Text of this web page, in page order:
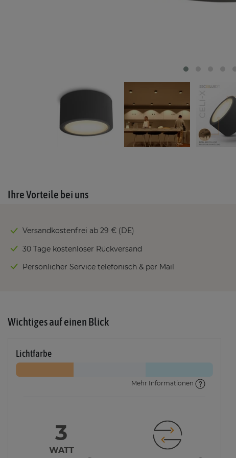
Ihre Vorteile bei uns
Versandkostenfrei ab 29 € (DE)
30 Tage kostenloser Rückversand
Persönlicher Service telefonisch & per Mail
Wichtiges auf einen Blick
Lichtfarbe
Mehr Informationen
3
WATT